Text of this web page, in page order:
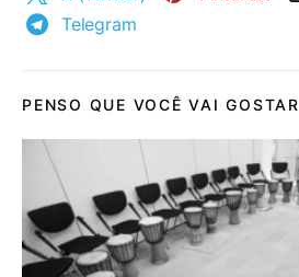
Telegram
PENSO QUE VOCÊ VAI GOSTAR